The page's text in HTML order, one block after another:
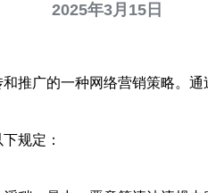
2025年3月15日
推广的一种网络营销策略。
规定：